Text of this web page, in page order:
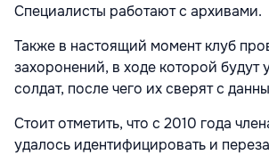
Специалисты работают с архивами.
Также в настоящий момент клуб
захоронений, в ходе которой будут
солдат, после чего их сверят с
Стоит отметить, что с 2010 года
удалось идентифицировать и